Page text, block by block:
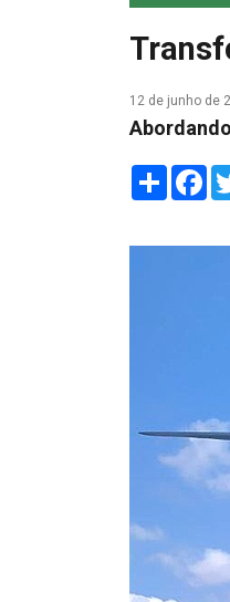
12 de junho de
Share